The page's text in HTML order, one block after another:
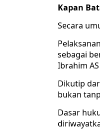
Kapan
Secara
sebagai
Ibrahim
Dikutip
bukan
Dasar